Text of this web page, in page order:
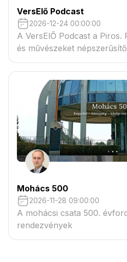
VersElő Podcast
2026-12-24 00:00:00
A VersElŐ Podcast a
és művészeket
Mohács 500
2026-11-28 09:00:00
A mohácsi csata 500.
rendezvények